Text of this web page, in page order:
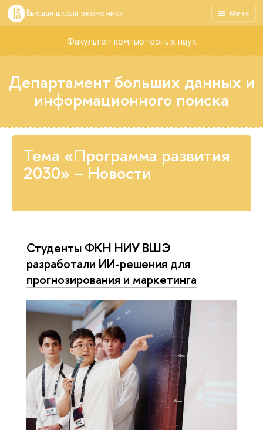
Меню
Высшая школа экономики
Факультет компьютерных наук
Департамент больших данных и
информационного поиска
Тема «Программа развития
2030» – Новости
Студенты ФКН НИУ ВШЭ
разработали ИИ-решения для
прогнозирования и маркетинга